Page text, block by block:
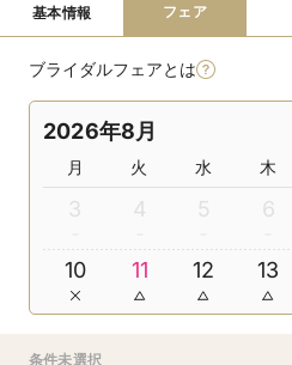
基本情報 フェア
ブライダルフェアとは
2026年8月
月 火 水 木
3 4 5 6
10 11 12 13
条件未選択